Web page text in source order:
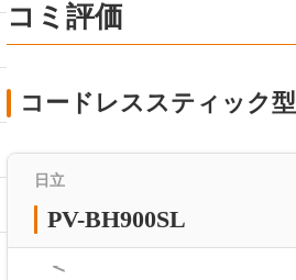
コミ評価
コードレススティック型
日立
PV-BH900SL
＜